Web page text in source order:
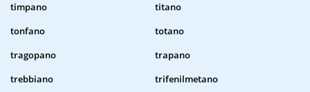
timpano
titano
tonfano
totano
tragopano
trapano
trebbiano
trifenilmetano